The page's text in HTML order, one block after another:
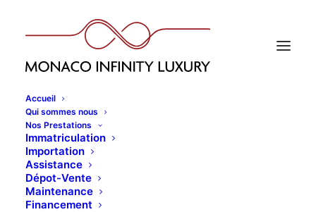
Accueil
Qui sommes nous
Nos Prestations
Immatriculation
Importation
Assistance
Dépot-Vente
Maintenance
Financement